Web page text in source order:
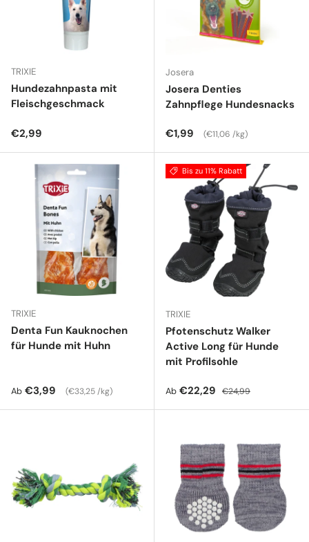
TRIXIE
Hundezahnpasta mit
Fleischgeschmack
Normaler Preis
€2,99
Josera
Josera Denties
Zahnpflege Hundesnacks
Normaler Preis
€1,99 Grundpreis
€11,06 /kg
TRIXIE
Denta Fun Kauknochen
für Hunde mit Huhn
Normaler Preis
Ab €3,99 Grundpreis
€33,25 /kg
Bis zu 11% Rabatt
TRIXIE
Pfotenschutz Walker
Active Long für Hunde
mit Profilsohle
Verkaufspreis
Ab €22,29 Normaler Preis
€24,99